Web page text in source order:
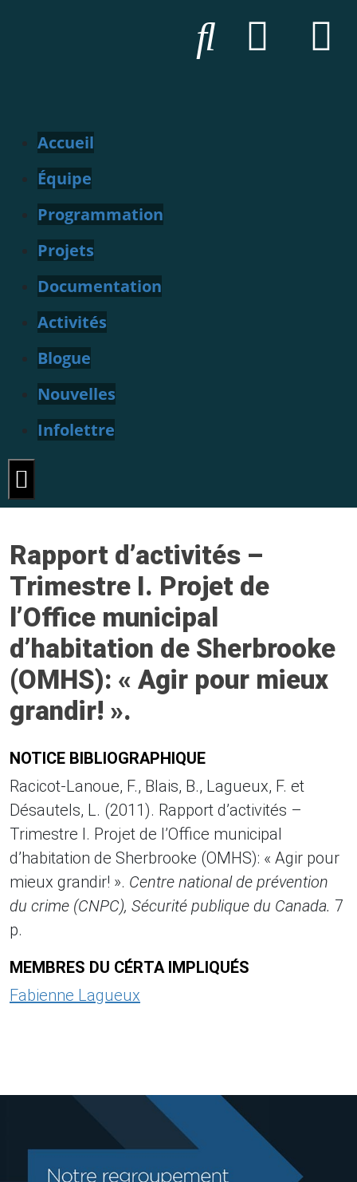
Accueil
Équipe
Programmation
Projets
Documentation
Activités
Blogue
Nouvelles
Infolettre
Hamburger Toggle Menu
Rapport d’activités –
Trimestre I. Projet de
l’Office municipal
d’habitation de Sherbrooke
(OMHS): « Agir pour mieux
grandir! ».
NOTICE BIBLIOGRAPHIQUE
Racicot-Lanoue, F., Blais, B., Lagueux, F. et
Désautels, L. (2011). Rapport d’activités –
Trimestre I. Projet de l’Office municipal
d’habitation de Sherbrooke (OMHS): « Agir pour
mieux grandir! ». Centre national de prévention
du crime (CNPC), Sécurité publique du Canada. 7
p.
MEMBRES DU CÉRTA IMPLIQUÉS
Fabienne Lagueux